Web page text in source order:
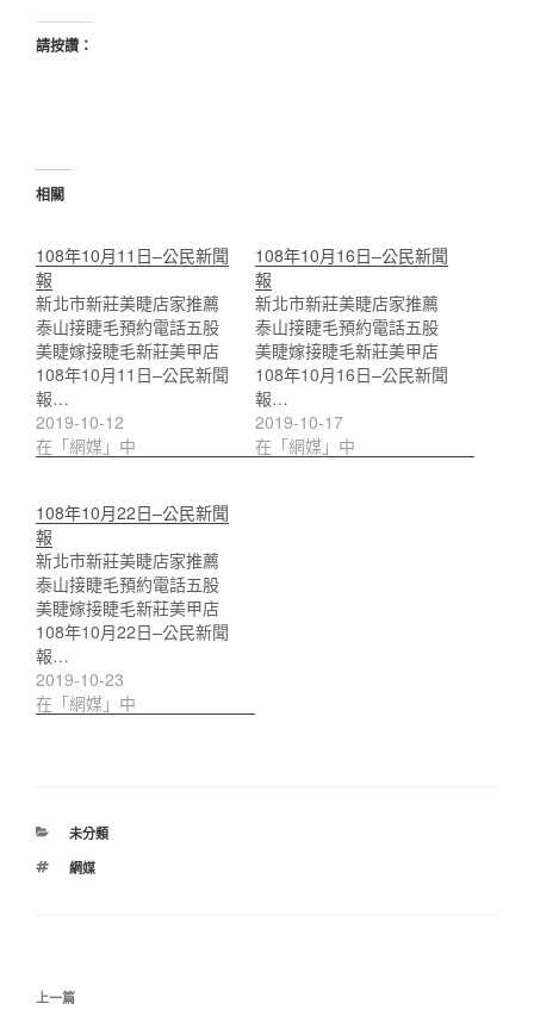
請按讚：
相關
108年10月11日–公民新聞
報
新北市新莊美睫店家推薦
泰山接睫毛預約電話五股
美睫嫁接睫毛新莊美甲店
108年10月11日–公民新聞
報…
2019-10-12
在「網媒」中
108年10月16日–公民新聞
報
新北市新莊美睫店家推薦
泰山接睫毛預約電話五股
美睫嫁接睫毛新莊美甲店
108年10月16日–公民新聞
報…
2019-10-17
在「網媒」中
108年10月22日–公民新聞
報
新北市新莊美睫店家推薦
泰山接睫毛預約電話五股
美睫嫁接睫毛新莊美甲店
108年10月22日–公民新聞
報…
2019-10-23
在「網媒」中
分
未分類
標
網媒
文
上
上一篇